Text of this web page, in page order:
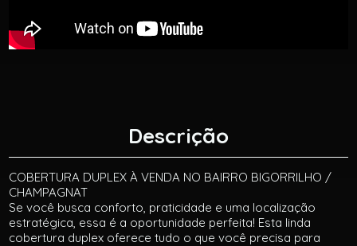
Descrição
COBERTURA DUPLEX À VENDA NO BAIRRO BIGORRILHO /
CHAMPAGNAT
Se você busca conforto, praticidade e uma localização
estratégica, essa é a oportunidade perfeita! Esta linda
cobertura duplex oferece tudo o que você precisa para